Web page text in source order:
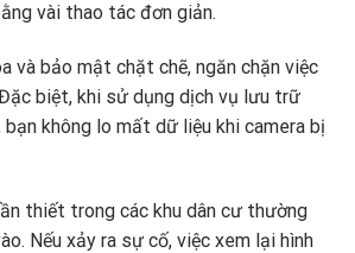
vài thao tác đơn giản.
và bảo mật chặt chẽ, ngăn chặn việc
biệt, khi sử dụng dịch vụ lưu trữ
bạn không lo mất dữ liệu khi camera bị
thiết trong các khu dân cư thường
Nếu xảy ra sự cố, việc xem lại hình